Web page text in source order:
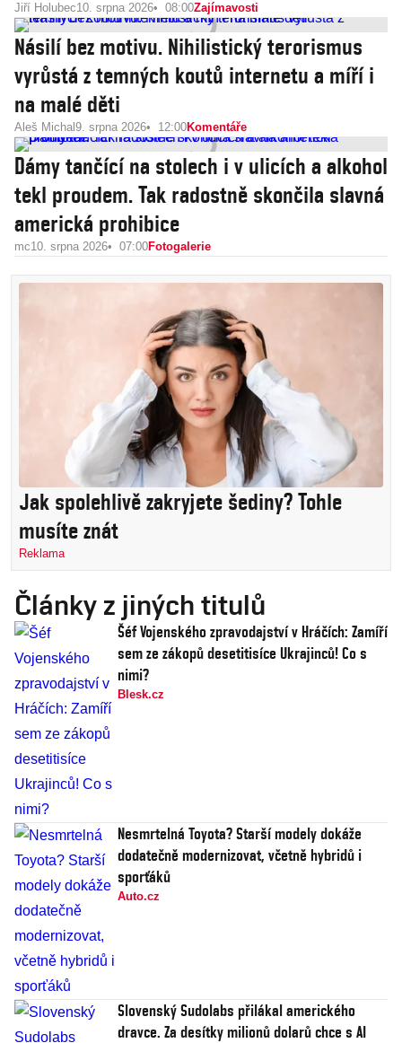
Jiří Holubec10. srpna 2026 08:00Zajímavosti
Násilí bez motivu. Nihilistický terorismus
vyrůstá z temných koutů internetu a míří i
na malé děti
Aleš Michal 9. srpna 2026 12:00Komentáře
Dámy tančící na stolech i v ulicích a alkohol
tekl proudem. Tak radostně skončila slavná
americká prohibice
mc10. srpna 2026 07:00Fotogalerie
Jak spolehlivě zakryjete šediny? Tohle
musíte znát
Reklama
Články z jiných titulů
Šéf Vojenského zpravodajství v Hráčích: Zamíří
sem ze zákopů desetitisíce Ukrajinců! Co s
nimi?
Blesk.cz
Nesmrtelná Toyota? Starší modely dokáže
dodatečně modernizovat, včetně hybridů i
sporťáků
Auto.cz
Slovenský Sudolabs přilákal amerického
dravce. Za desítky milionů dolarů chce s AI